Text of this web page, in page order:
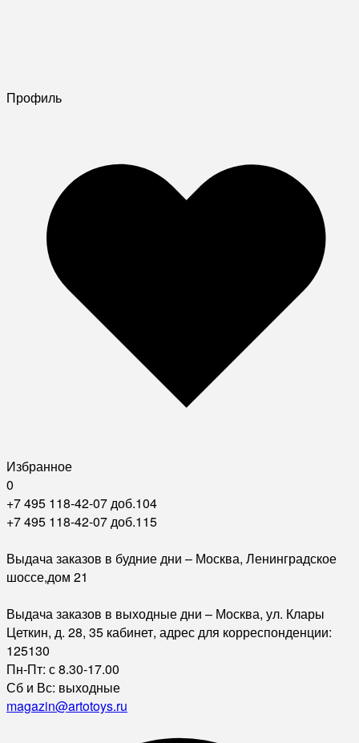
Профиль
Избранное
0
+7 495 118-42-07 доб.104
+7 495 118-42-07 доб.115
Выдача заказов в будние дни – Москва, Ленинградское
шоссе,дом 21
Выдача заказов в выходные дни – Москва, ул. Клары
Цеткин, д. 28, 35 кабинет, адрес для корреспонденции:
125130
Пн-Пт: с 8.30-17.00
Сб и Вс: выходные
magazin@artotoys.ru